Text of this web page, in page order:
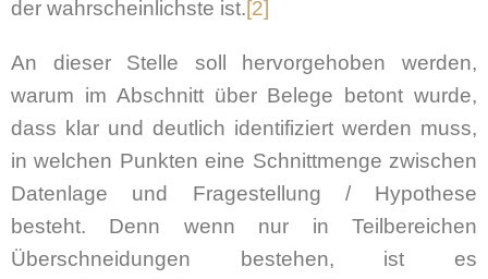
der wahrscheinlichste ist.[2]
An dieser Stelle soll hervorgehoben werden,
warum im Abschnitt über Belege betont wurde,
dass klar und deutlich identifiziert werden muss,
in welchen Punkten eine Schnittmenge zwischen
Datenlage und Fragestellung / Hypothese
besteht. Denn wenn nur in Teilbereichen
Überschneidungen bestehen, ist es